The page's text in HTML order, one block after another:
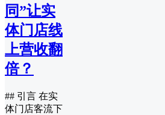
同”让实
体门店线
上营收翻
倍？
## 引言 在实
体门店客流下